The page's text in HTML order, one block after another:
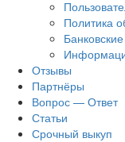
Политика
Отзывы
Партнёры
Вопрос — Ответ
Статьи
Срочный выкуп